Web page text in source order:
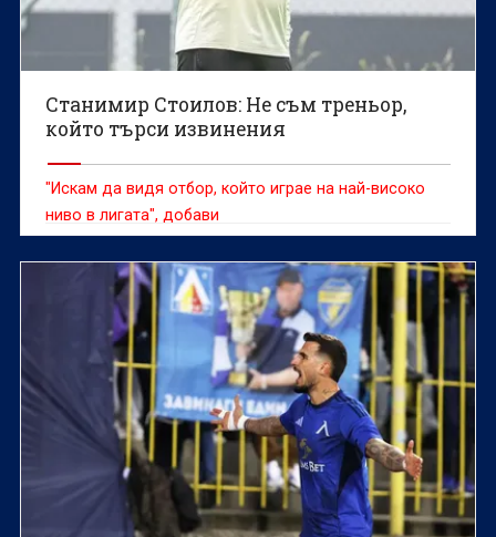
Станимир Стоилов: Не съм треньор,
който търси извинения
"Искам да видя отбор, който играе на най-високо
ниво в лигата", добави